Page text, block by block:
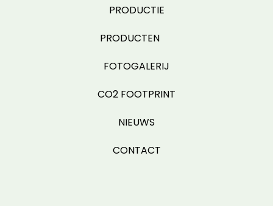
PRODUCTIE
PRODUCTEN
FOTOGALERIJ
CO2 FOOTPRINT
NIEUWS
CONTACT